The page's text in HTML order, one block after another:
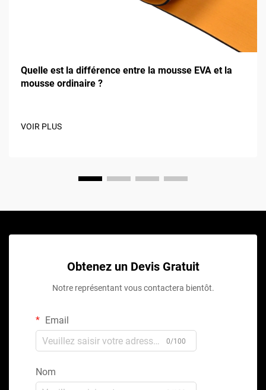
Quelle est la différence entre la mousse EVA et la
mousse ordinaire ?
VOIR PLUS
Obtenez un Devis Gratuit
Notre représentant vous contactera bientôt.
Email
0/100
Nom